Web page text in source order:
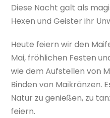
Diese Nacht galt als
Hexen und Geister ihr
Heute feiern wir den
Mai, fröhlichen Festen
wie dem Aufstellen von
Binden von Maikränzen.
Natur zu genießen, zu
feiern.